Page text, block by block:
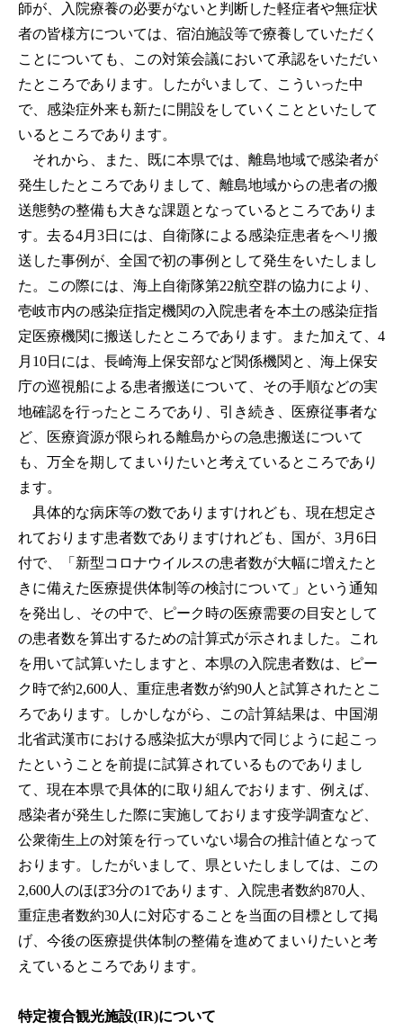
師が、入院療養の必要がないと判断した軽症者や無症状
者の皆様方については、宿泊施設等で療養していただく
ことについても、この対策会議において承認をいただい
たところであります。したがいまして、こういった中
で、感染症外来も新たに開設をしていくことといたして
いるところであります。
それから、また、既に本県では、離島地域で感染者が
発生したところでありまして、離島地域からの患者の搬
送態勢の整備も大きな課題となっているところでありま
す。去る4月3日には、自衛隊による感染症患者をヘリ搬
送した事例が、全国で初の事例として発生をいたしまし
た。この際には、海上自衛隊第22航空群の協力により、
壱岐市内の感染症指定機関の入院患者を本土の感染症指
定医療機関に搬送したところであります。また加えて、4
月10日には、長崎海上保安部など関係機関と、海上保安
庁の巡視船による患者搬送について、その手順などの実
地確認を行ったところであり、引き続き、医療従事者な
ど、医療資源が限られる離島からの急患搬送について
も、万全を期してまいりたいと考えているところであり
ます。
具体的な病床等の数でありますけれども、現在想定さ
れております患者数でありますけれども、国が、3月6日
付で、「新型コロナウイルスの患者数が大幅に増えたと
きに備えた医療提供体制等の検討について」という通知
を発出し、その中で、ピーク時の医療需要の目安として
の患者数を算出するための計算式が示されました。これ
を用いて試算いたしますと、本県の入院患者数は、ピー
ク時で約2,600人、重症患者数が約90人と試算されたとこ
ろであります。しかしながら、この計算結果は、中国湖
北省武漢市における感染拡大が県内で同じように起こっ
たということを前提に試算されているものでありまし
て、現在本県で具体的に取り組んでおります、例えば、
感染者が発生した際に実施しております疫学調査など、
公衆衛生上の対策を行っていない場合の推計値となって
おります。したがいまして、県といたしましては、この
2,600人のほぼ3分の1であります、入院患者数約870人、
重症患者数約30人に対応することを当面の目標として掲
げ、今後の医療提供体制の整備を進めてまいりたいと考
えているところであります。
特定複合観光施設(IR)について